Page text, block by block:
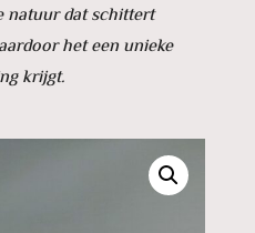
natuur dat schittert
het een unieke
krijgt.